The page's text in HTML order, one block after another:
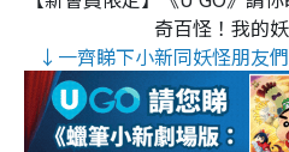
奇百怪！我的
↓一齊睇下小新同妖怪朋友